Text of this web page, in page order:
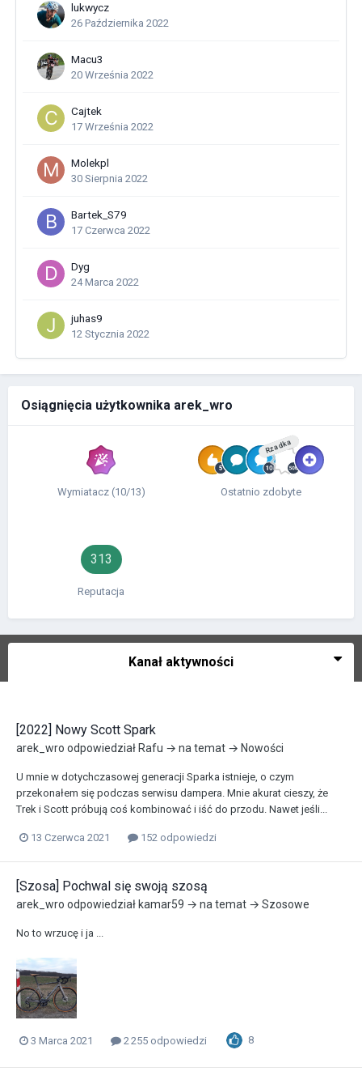
lukwycz
26 Października 2022
Macu3
20 Września 2022
Cajtek
17 Września 2022
Molekpl
30 Sierpnia 2022
Bartek_S79
17 Czerwca 2022
Dyg
24 Marca 2022
juhas9
12 Stycznia 2022
Osiągnięcia użytkownika arek_wro
Wymiatacz (10/13)
Rzadka
Ostatnio zdobyte
313
Reputacja
Kanał aktywności
[2022] Nowy Scott Spark
arek_wro odpowiedział Rafu → na temat → Nowości
U mnie w dotychczasowej generacji Sparka istnieje, o czym
przekonałem się podczas serwisu dampera. Mnie akurat cieszy, że
Trek i Scott próbują coś kombinować i iść do przodu. Nawet jeśli...
13 Czerwca 2021 152 odpowiedzi
[Szosa] Pochwal się swoją szosą
arek_wro odpowiedział kamar59 → na temat → Szosowe
No to wrzucę i ja ...
3 Marca 2021 2 255 odpowiedzi 8